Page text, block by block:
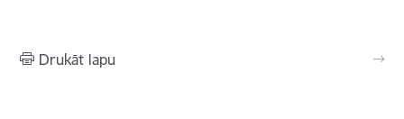
Drukāt lapu